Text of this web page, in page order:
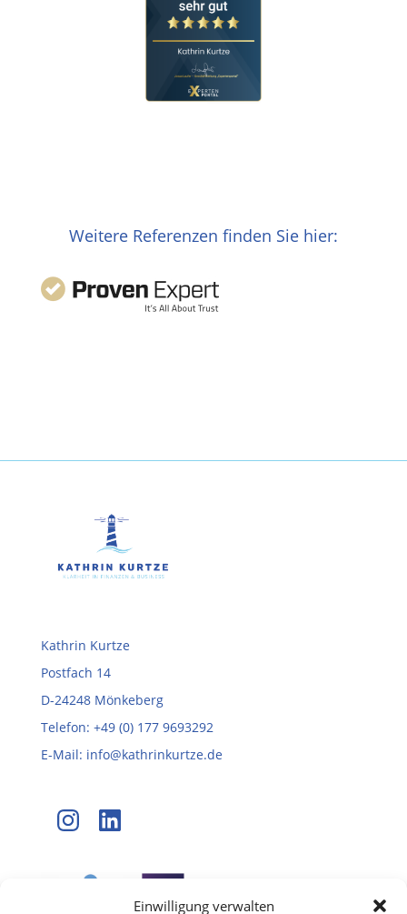
Einwilligung verwalten
Weitere Referenzen finden Sie hier:
Kathrin Kurtze
Postfach 14
D-24248 Mönkeberg
Telefon: +49 (0) 177 9693292
E-Mail: info@kathrinkurtze.de
Instagram
LinkedIn